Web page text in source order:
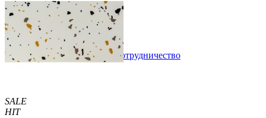
129 грн. /шт 160 грн. /шт
Купить В закладки Сотрудничество
SALE
HIT